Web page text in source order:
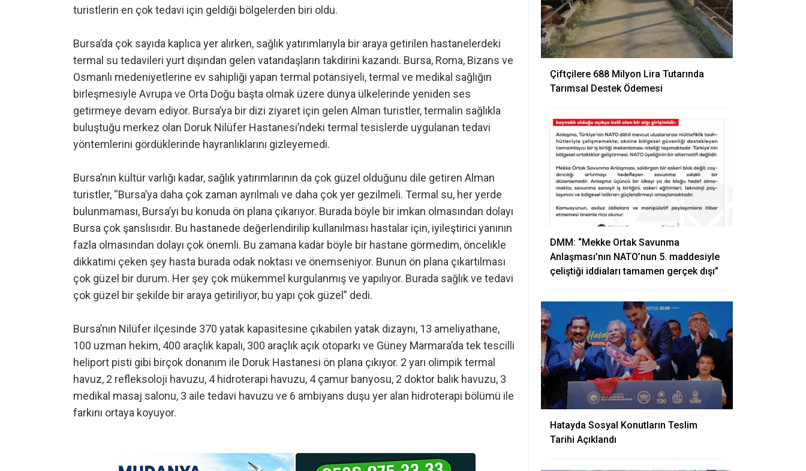
turistlerin en çok tedavi için geldiği bölgelerden biri oldu.
Bursa’da çok sayıda kaplıca yer alırken, sağlık yatırımlarıyla bir araya getirilen hastanelerdeki
termal su tedavileri yurt dışından gelen vatandaşların takdirini kazandı. Bursa, Roma, Bizans ve
Osmanlı medeniyetlerine ev sahipliği yapan termal potansiyeli, termal ve medikal sağlığın
birleşmesiyle Avrupa ve Orta Doğu başta olmak üzere dünya ülkelerinde yeniden ses
getirmeye devam ediyor. Bursa’ya bir dizi ziyaret için gelen Alman turistler, termalin sağlıkla
buluştuğu merkez olan Doruk Nilüfer Hastanesi’ndeki termal tesislerde uygulanan tedavi
yöntemlerini gördüklerinde hayranlıklarını gizleyemedi.
Bursa’nın kültür varlığı kadar, sağlık yatırımlarının da çok güzel olduğunu dile getiren Alman
turistler, “Bursa’ya daha çok zaman ayrılmalı ve daha çok yer gezilmeli. Termal su, her yerde
bulunmaması, Bursa’yı bu konuda ön plana çıkarıyor. Burada böyle bir imkan olmasından dolayı
Bursa çok şanslısıdır. Bu hastanede değerlendirilip kullanılması hastalar için, iyileştirici yanının
fazla olmasından dolayı çok önemli. Bu zamana kadar böyle bir hastane görmedim, öncelikle
dikkatimi çeken şey hasta burada odak noktası ve önemseniyor. Bunun ön plana çıkartılması
çok güzel bir durum. Her şey çok mükemmel kurgulanmış ve yapılıyor. Burada sağlık ve tedavi
çok güzel bir şekilde bir araya getiriliyor, bu yapı çok güzel” dedi.
Bursa’nın Nilüfer ilçesinde 370 yatak kapasitesine çıkabilen yatak dizaynı, 13 ameliyathane,
100 uzman hekim, 400 araçlık kapalı, 300 araçlık açık otoparkı ve Güney Marmara’da tek tescilli
heliport pisti gibi birçok donanım ile Doruk Hastanesi ön plana çıkıyor. 2 yarı olimpik termal
havuz, 2 refleksoloji havuzu, 4 hidroterapi havuzu, 4 çamur banyosu, 2 doktor balık havuzu, 3
medikal masaj salonu, 3 aile tedavi havuzu ve 6 ambiyans duşu yer alan hidroterapi bölümü ile
farkını ortaya koyuyor.
Çiftçilere 688 Milyon Lira Tutarında
Tarımsal Destek Ödemesi
DMM: “Mekke Ortak Savunma
Anlaşması’nın NATO’nun 5. maddesiyle
çeliştiği iddiaları tamamen gerçek dışı”
Hatayda Sosyal Konutların Teslim
Tarihi Açıklandı